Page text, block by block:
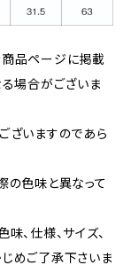
品ページに掲載
る場合がございま
ざいますのであら
の色味と異なって
、仕様、サイズ、
めご了承下さいま